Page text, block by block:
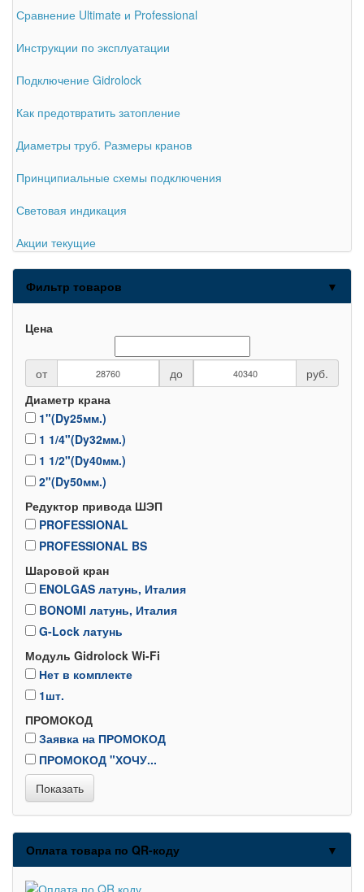
Сравнение Ultimate и Professional
Инструкции по эксплуатации
Подключение Gidrolock
Как предотвратить затопление
Диаметры труб. Размеры кранов
Принципиальные схемы подключения
Световая индикация
Акции текущие
Фильтр товаров ▼
Цена
от до
руб.
Диаметр крана
1"(Dy25мм.)
1 1/4"(Dy32мм.)
1 1/2"(Dy40мм.)
2"(Dy50мм.)
Редуктор привода ШЭП
PROFESSIONAL
PROFESSIONAL BS
Шаровой кран
ENOLGAS латунь, Италия
BONOMI латунь, Италия
G-Lock латунь
Модуль Gidrolock Wi-Fi
Нет в комплекте
1шт.
ПРОМОКОД
Заявка на ПРОМОКОД
ПРОМОКОД "ХОЧУ...
Оплата товара по QR-коду ▼